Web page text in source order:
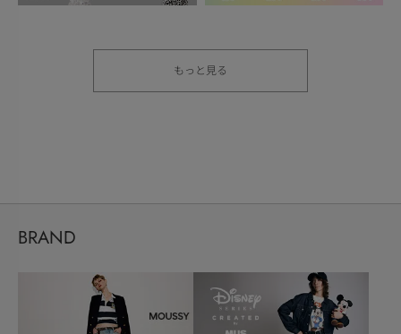
もっと見る
BRAND